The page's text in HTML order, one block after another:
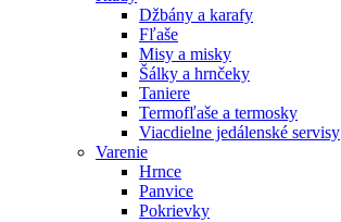
Džbány a karafy
Fľaše
Misy a misky
Šálky a hrnčeky
Taniere
Termofľaše a termosky
Viacdielne jedálenské servisy
Varenie
Hrnce
Panvice
Pokrievky